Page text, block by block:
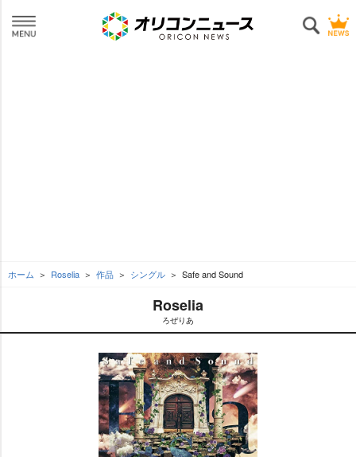
ホーム Roselia 作品 シングル Safe and Sound
Roselia
ろぜりあ